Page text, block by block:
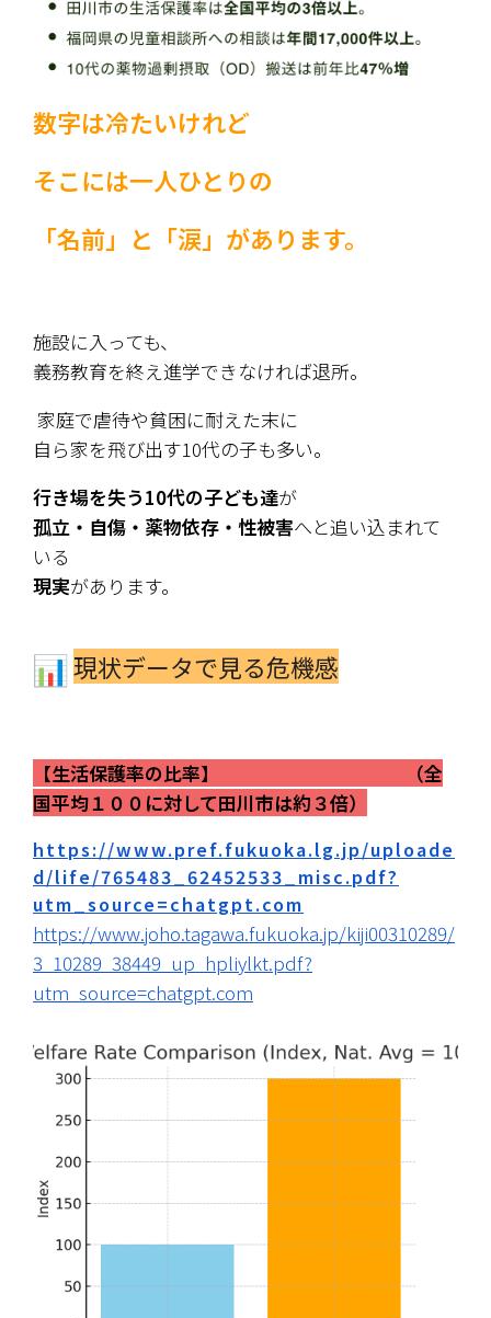
数字は冷たいけれど
そこには一人ひとりの
「名前」と「涙」があります。
施設に入っても、
義務教育を終え進学できなければ退所。
家庭で虐待や貧困に耐えた末に
自ら家を飛び出す10代の子も多い。
行き場を失う10代の子ども達が
孤立・自傷・薬物依存・性被害へと追い込まれて
いる
現実があります。
現状データで見る危機感
【生活保護率の比率】　　　　　　　　　　（全
国平均１００に対して田川市は約３倍）
https://www.pref.fukuoka.lg.jp/uploade
d/life/765483_62452533_misc.pdf?
utm_source=chatgpt.com
https://www.joho.tagawa.fukuoka.jp/kiji00310289/
3_10289_38449_up_hpliylkt.pdf?
utm_source=chatgpt.com